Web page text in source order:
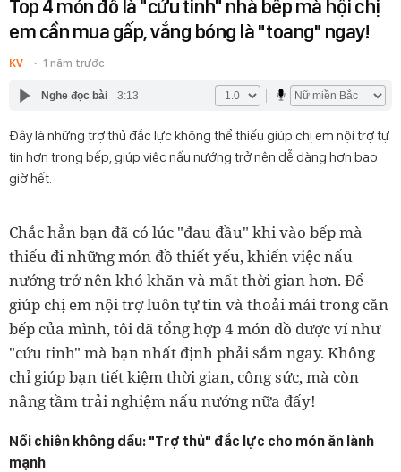
Top 4 món đồ là "cứu tinh" nhà bếp mà hội chị
em cần mua gấp, vắng bóng là "toang" ngay!
KV 1 năm trước
Nghe đọc bài 3:13
Đây là những trợ thủ đắc lực không thể thiếu giúp chị em nội trợ tự
tin hơn trong bếp, giúp việc nấu nướng trở nên dễ dàng hơn bao
giờ hết.
Chắc hẳn bạn đã có lúc "đau đầu" khi vào bếp mà
thiếu đi những món đồ thiết yếu, khiến việc nấu
nướng trở nên khó khăn và mất thời gian hơn. Để
giúp chị em nội trợ luôn tự tin và thoải mái trong căn
bếp của mình, tôi đã tổng hợp 4 món đồ được ví như
"cứu tinh" mà bạn nhất định phải sắm ngay. Không
chỉ giúp bạn tiết kiệm thời gian, công sức, mà còn
nâng tầm trải nghiệm nấu nướng nữa đấy!
Nồi chiên không dầu: "Trợ thủ" đắc lực cho món ăn lành
mạnh